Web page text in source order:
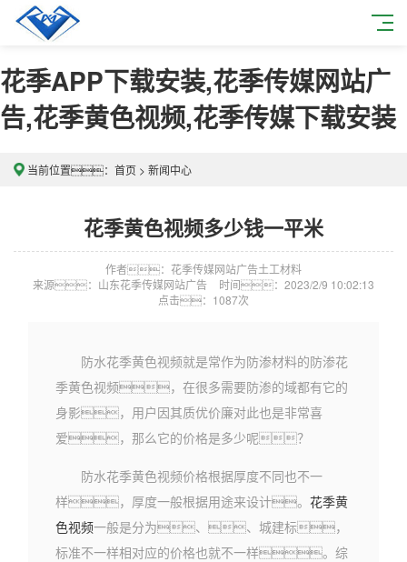
花季APP下载安装,花季传媒网站广
告,花季黄色视频,花季传媒下载安装
当前位置： 首页 > 新闻中心
花季黄色视频多少钱一平米
作者：花季传媒网站广告土工材料
来源：山东花季传媒网站广告
时间：2023/2/9 10:02:13
点击： 1087次
防水花季黄色视频就是常作为防渗材料的防渗花
季黄色视频，在很多需要防渗的域都有它的
身影，用户因其质优价廉对此也是非常喜
爱，那么它的价格是多少呢？
防水花季黄色视频价格根据厚度不同也不一
样，厚度一般根据用途来设计。 花季黄
色视频一般是分为、、城建标，
标准不一样相对应的价格也就不一样。综